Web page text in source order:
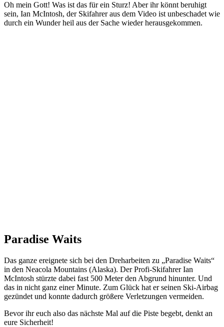
Oh mein Gott! Was ist das für ein Sturz! Aber ihr könnt beruhigt
sein, Ian McIntosh, der Skifahrer aus dem Video ist unbeschadet wie
durch ein Wunder heil aus der Sache wieder herausgekommen.
Paradise Waits
Das ganze ereignete sich bei den Dreharbeiten zu „Paradise Waits“
in den Neacola Mountains (Alaska). Der Profi-Skifahrer Ian
McIntosh stürzte dabei fast 500 Meter den Abgrund hinunter. Und
das in nicht ganz einer Minute. Zum Glück hat er seinen Ski-Airbag
gezündet und konnte dadurch größere Verletzungen vermeiden.
Bevor ihr euch also das nächste Mal auf die Piste begebt, denkt an
eure Sicherheit!